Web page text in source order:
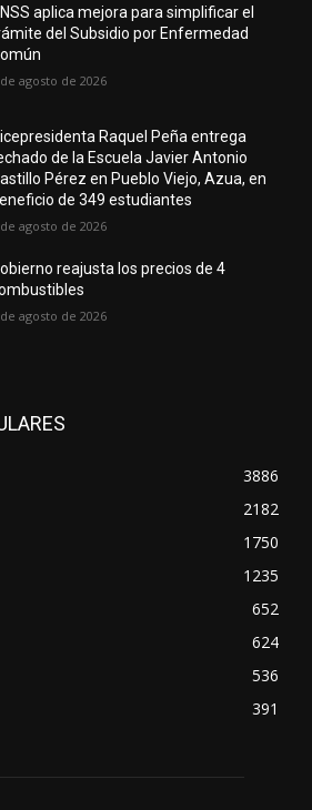
aplica mejora para simplificar el
del Subsidio por Enfermedad
agosto de 2026
Raquel Peña entrega
de la Escuela Javier Antonio
Pérez en Pueblo Viejo, Azua, en
de 349 estudiantes
agosto de 2026
reajusta los precios de 4
agosto de 2026
3886
2182
1750
1235
652
624
536
391